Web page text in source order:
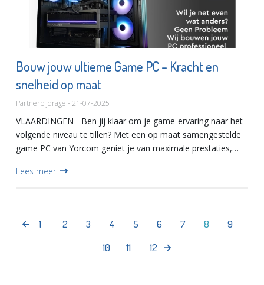
Bouw jouw ultieme Game PC – Kracht en
snelheid op maat
Partnerbijdrage - 21-07-2025
VLAARDINGEN - Ben jij klaar om je game-ervaring naar het
volgende niveau te tillen? Met een op maat samengestelde
game PC van Yorcom geniet je van maximale prestaties,
com...
Lees meer
1 2 3 4 5 6 7 8
9
10
11 12